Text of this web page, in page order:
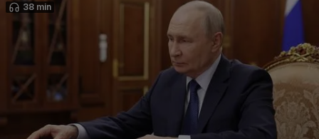
38 min